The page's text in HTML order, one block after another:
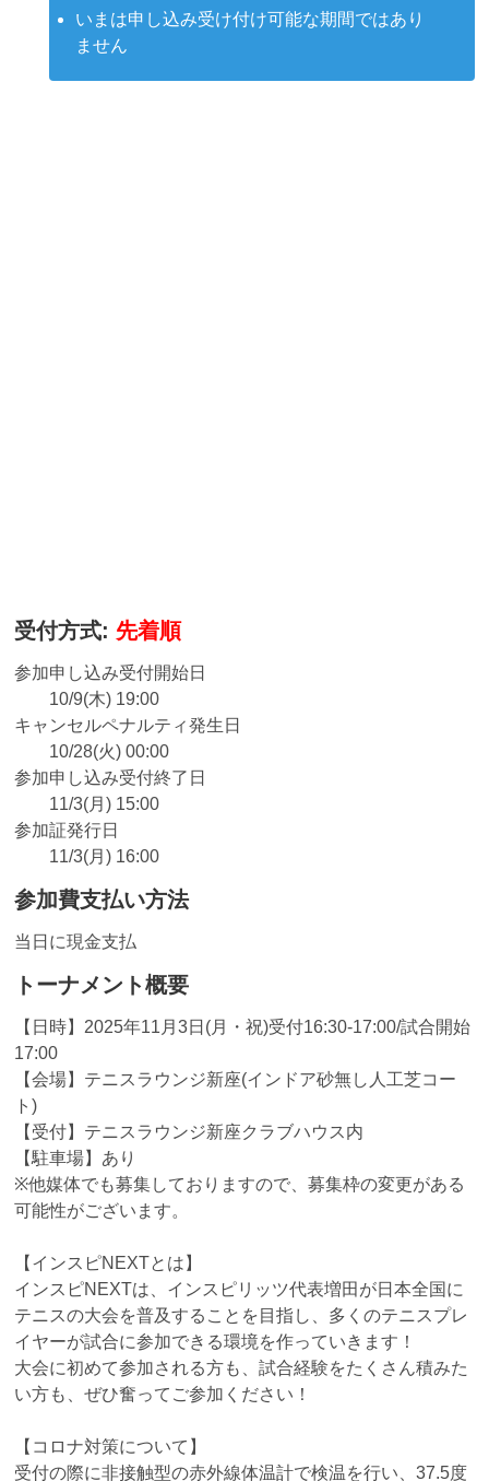
いまは申し込み受け付け可能な期間ではあり
ません
受付方式: 先着順
参加申し込み受付開始日
10/9(木) 19:00
キャンセルペナルティ発生日
10/28(火) 00:00
参加申し込み受付終了日
11/3(月) 15:00
参加証発行日
11/3(月) 16:00
参加費支払い方法
当日に現金支払
トーナメント概要
【日時】2025年11月3日(月・祝)受付16:30-17:00/試合開始
17:00
【会場】テニスラウンジ新座(インドア砂無し人工芝コー
ト)
【受付】テニスラウンジ新座クラブハウス内
【駐車場】あり
※他媒体でも募集しておりますので、募集枠の変更がある
可能性がございます。
【インスピNEXTとは】
インスピNEXTは、インスピリッツ代表増田が日本全国に
テニスの大会を普及することを目指し、多くのテニスプレ
イヤーが試合に参加できる環境を作っていきます！
大会に初めて参加される方も、試合経験をたくさん積みた
い方も、ぜひ奮ってご参加ください！
【コロナ対策について】
受付の際に非接触型の赤外線体温計で検温を行い、37.5度